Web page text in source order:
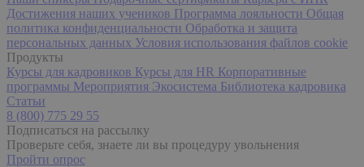
Достижения наших учеников Программа лояльности Общая
политика конфиденциальности Обработка и защита
персональных данных Условия использования файлов cookie
Продукты
Курсы для кадровиков Курсы для HR Корпоративные
программы Мероприятия Экосистема Библиотека кадровика
Статьи
8 (800) 775 29 55
Подписаться на рассылку
Проверьте себя, знаете ли вы процедуру увольнения
Пройти опрос